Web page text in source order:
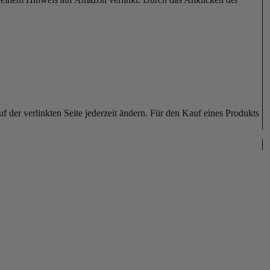
der verlinkten Seite jederzeit ändern. Für den Kauf eines Produkts